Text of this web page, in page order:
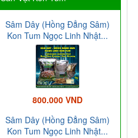
Sâm Dây (Hồng Đẳng Sâm)
Kon Tum Ngọc Linh Nhật...
800.000 VND
Sâm Dây (Hồng Đẳng Sâm)
Kon Tum Ngọc Linh Nhật...